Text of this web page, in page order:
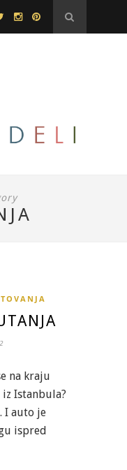
na kraju
Istanbula?
I auto je
ispred